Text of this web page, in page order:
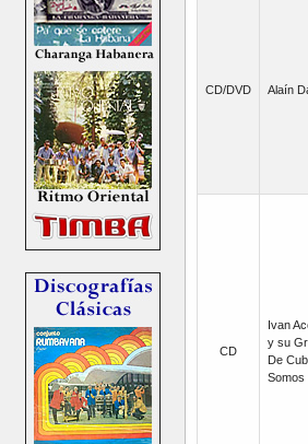
CD/DVD Alaín
CD
Ivan
y su
De
Somos